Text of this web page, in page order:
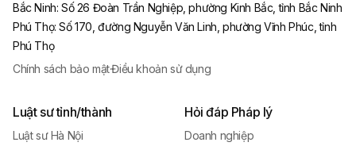
Bắc Ninh:Số 26 Đoàn Trần Nghiệp, phường Kinh Bắc, tỉnh Bắc Ninh
Phú Thọ:Số 170, đường Nguyễn Văn Linh, phường Vĩnh Phúc, tỉnh
Phú Thọ
Chính sách bảo mật·Điều khoản sử dụng
Luật sư tỉnh/thành
Luật sư Hà Nội
Hỏi đáp Pháp lý
Doanh nghiệp